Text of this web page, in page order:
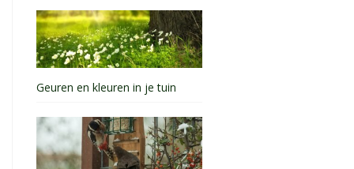
Geuren en kleuren in je tuin